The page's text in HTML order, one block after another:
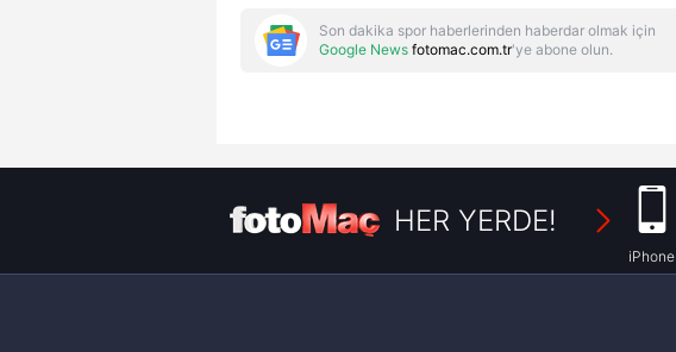
Son dakika spor haberlerinden haberdar olmak için
Google News fotomac.com.tr'ye abone olun.
HER YERDE!
iPhone